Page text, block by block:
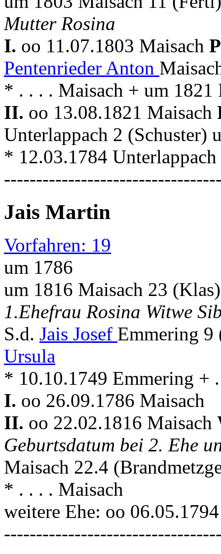
Mutter Rosina
I. oo 11.07.1803 Maisach
Pentenrieder Anton
* . . . . Maisach + um 1821
II. oo 13.08.1821 Maisach
Unterlappach 2 (Schuster)
* 12.03.1784
Jais Martin
Vorfahren: 19
um 1786
um 1816 Maisach 23 (Klas)
1.Ehefrau Rosina Witwe
S.d. Jais Josef Emmering
Ursula
* 10.10.1749 Emmering +
I. oo 26.09.1786 Maisach
II. oo 22.02.1816 Maisach
Geburtsdatum bei 2. Ehe
Maisach 22.4
* . . . . Maisach
weitere Ehe: oo